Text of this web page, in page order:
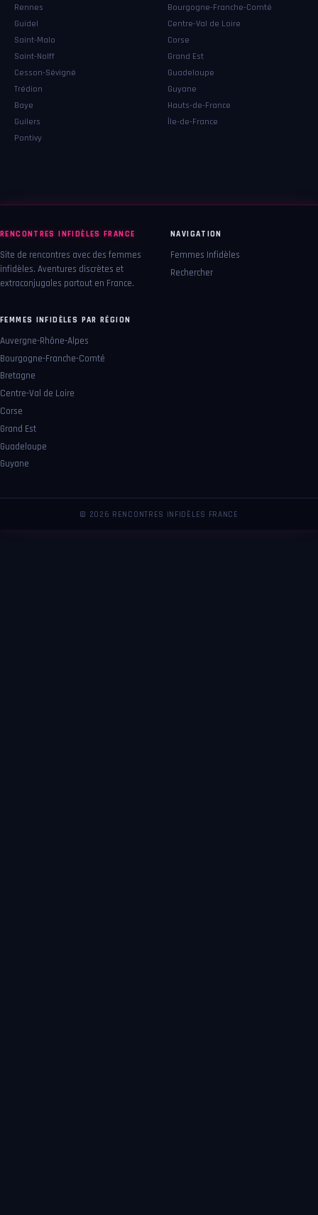
Rennes
Guidel
Saint-Malo
Saint-Nolff
Cesson-Sévigné
Trédion
Baye
Guilers
Pontivy
Bourgogne-Franche-Comté
Centre-Val de Loire
Corse
Grand Est
Guadeloupe
Guyane
Hauts-de-France
Île-de-France
RENCONTRES INFIDÈLES FRANCE
Site de rencontres avec des femmes
infidèles. Aventures discrètes et
extraconjugales partout en France.
NAVIGATION
Femmes Infidèles
Rechercher
FEMMES INFIDÈLES PAR RÉGION
Auvergne-Rhône-Alpes
Bourgogne-Franche-Comté
Bretagne
Centre-Val de Loire
Corse
Grand Est
Guadeloupe
Guyane
© 2026 RENCONTRES INFIDÈLES FRANCE